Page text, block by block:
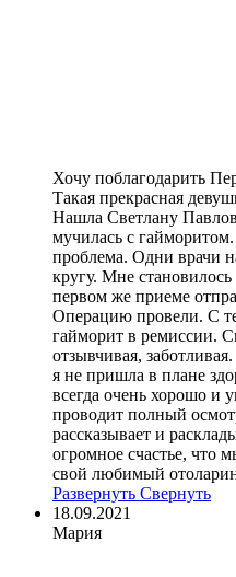
Хочу поблагодарить
Такая прекрасная
Нашла Светлану
мучилась с
проблема. Одни врачи
кругу. Мне
первом же приеме
Операцию провели. С
гайморит в ремиссии.
отзывчивая,
я не пришла в плане
всегда очень хорошо и
проводит полный
рассказывает и
огромное счастье, что
свой любимый
Развернуть Свернуть
18.09.2021
Мария